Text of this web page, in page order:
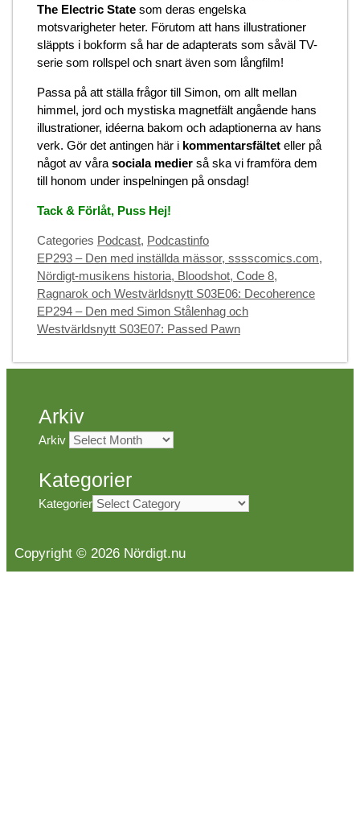
The Electric State som deras engelska
motsvarigheter heter. Förutom att hans illustrationer
släppts i bokform så har de adapterats som såväl TV-
serie som rollspel och snart även som långfilm!
Passa på att ställa frågor till Simon, om allt mellan
himmel, jord och mystiska magnetfält angående hans
illustrationer, idéerna bakom och adaptionerna av hans
verk. Gör det antingen här i kommentarsfältet eller på
något av våra sociala medier så ska vi framföra dem
till honom under inspelningen på onsdag!
Tack & Förlåt, Puss Hej!
Categories Podcast, Podcastinfo
EP293 – Den med inställda mässor, sssscomics.com,
Nördigt-musikens historia, Bloodshot, Code 8,
Ragnarok och Westvärldsnytt S03E06: Decoherence
EP294 – Den med Simon Stålenhag och
Westvärldsnytt S03E07: Passed Pawn
Arkiv
Arkiv
Kategorier
Kategorier
Copyright © 2026 Nördigt.nu